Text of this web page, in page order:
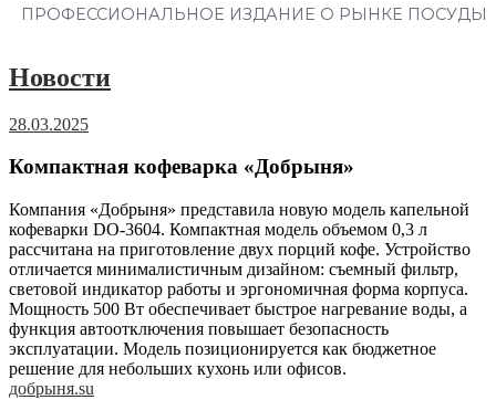
ПРОФЕССИОНАЛЬНОЕ ИЗДАНИЕ О РЫНКЕ ПОСУДЫ
Новости
28.03.2025
Компактная кофеварка «Добрыня»
Компания «Добрыня» представила новую модель капельной
кофеварки DO-3604. Компактная модель объемом 0,3 л
рассчитана на приготовление двух порций кофе. Устройство
отличается минималистичным дизайном: съемный фильтр,
световой индикатор работы и эргономичная форма корпуса.
Мощность 500 Вт обеспечивает быстрое нагревание воды, а
функция автоотключения повышает безопасность
эксплуатации. Модель позиционируется как бюджетное
решение для небольших кухонь или офисов.
добрыня.su